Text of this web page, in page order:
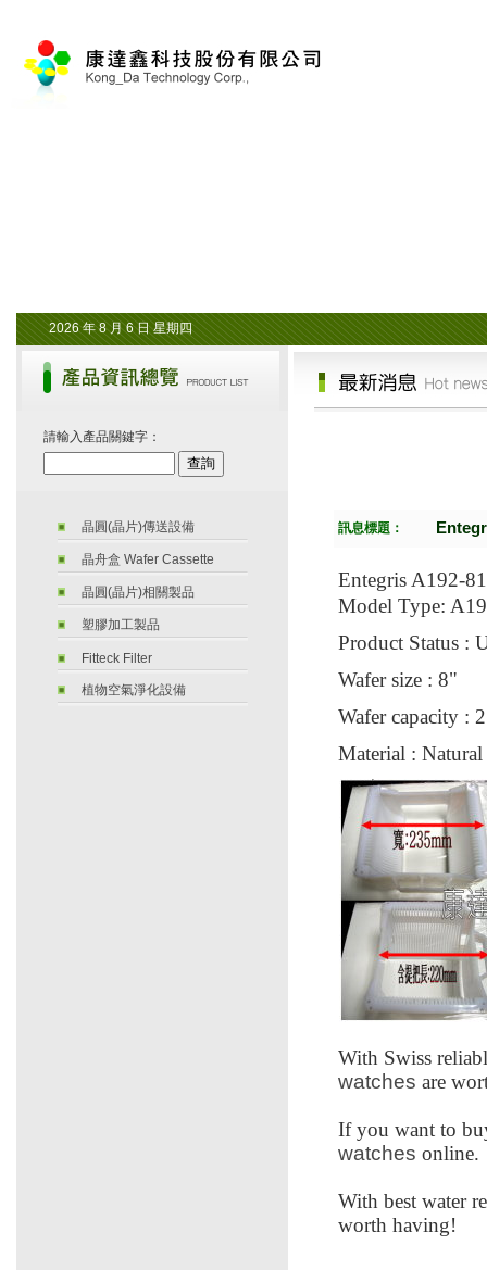
2026 年8 月6 日星期四
請輸入產品關鍵字：
晶圓(晶片)傳送設備
晶舟盒 Wafer Cassette
晶圓(晶片)相關製品
塑膠加工製品
Fitteck Filter
植物空氣淨化設備
訊息標題：
Entegris A192-
Model Type:
Product Status :
Wafer size : 8"
Wafer capacity :
Material :
With Swiss
watches are
If you want to
watches online.
With best water
worth having!